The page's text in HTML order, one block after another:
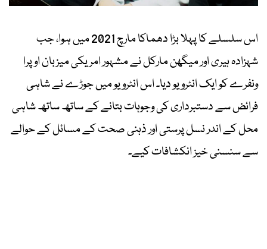
اس سلسلے کا پہلا بڑا دھماکا مارچ 2021 میں ہوا، جب
شہزادہ ہیری اور میگھن مارکل نے مشہور امریکی میزبان اوپرا
ونفرے کو ایک انٹرویو دیا۔ اس انٹرویو میں جوڑے نے شاہی
فرائض سے دستبرداری کی وجوہات بتانے کے ساتھ ساتھ شاہی
محل کے اندر نسل پرستی اور ذہنی صحت کے مسائل کے حوالے
سے سنسنی خیز انکشافات کیے۔